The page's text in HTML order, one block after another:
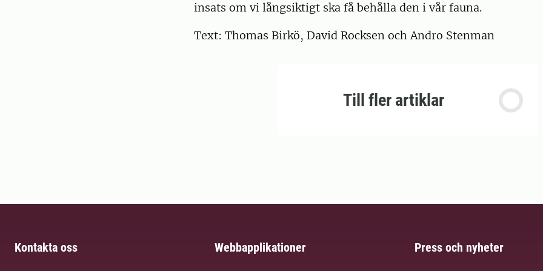
insats om vi långsiktigt ska få behålla den i vår fauna.
Text: Thomas Birkö, David Rocksen och Andro Stenman
Till fler artiklar
Kontakta oss Webbapplikationer Press och nyheter